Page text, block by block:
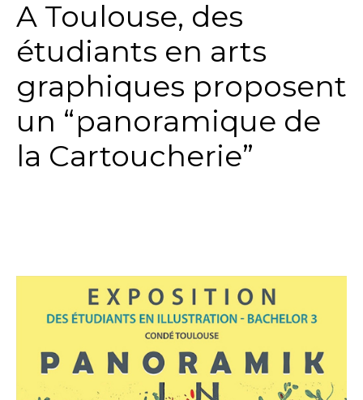
A Toulouse, des
étudiants en arts
graphiques proposent
un “panoramique de
la Cartoucherie”